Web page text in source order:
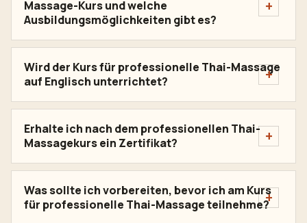
Massage-Kurs und welche
Ausbildungsmöglichkeiten gibt es?
Wird der Kurs für professionelle Thai-Massage
auf Englisch unterrichtet?
Erhalte ich nach dem professionellen Thai-
Massagekurs ein Zertifikat?
Was sollte ich vorbereiten, bevor ich am Kurs
für professionelle Thai-Massage teilnehme?